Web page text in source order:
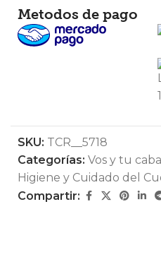
Metodos de pago
SKU: TCR__5718
Categorías: Vos y tu
Higiene y Cuidado del
Compartir: